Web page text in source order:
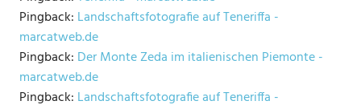
Pingback: Landschaftsfotografie auf Teneriffa -
marcatweb.de
Pingback: Der Monte Zeda im italienischen Piemonte -
marcatweb.de
Pingback: Landschaftsfotografie auf Teneriffa -